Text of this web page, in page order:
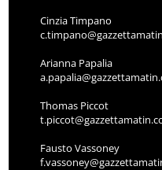
Cinzia Timpano
Arianna Papalia
Thomas Piccot
Fausto Vassoney